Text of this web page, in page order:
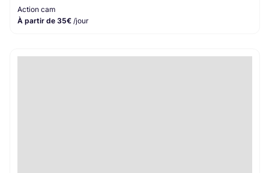
Action cam
À partir de 35€ /jour